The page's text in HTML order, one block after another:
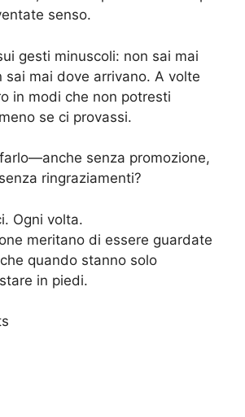
senso.
gesti minuscoli: non sai mai
sai mai dove arrivano. A volte
in modi che non potresti
se ci provassi.
senza promozione,
ringraziamenti?
Ogni volta.
meritano di essere guardate
quando stanno solo
in piedi.